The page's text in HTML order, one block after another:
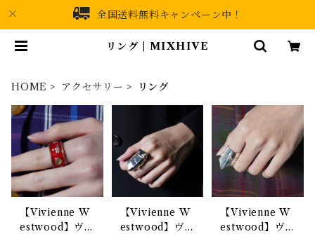
全国送料無料キャンペーン中！
リング | MIXHIVE
HOME アクセサリー リング
【Vivienne W
estwood】ヴ
【Vivienne W
estwood】ヴ
【Vivienne W
estwood】ヴ